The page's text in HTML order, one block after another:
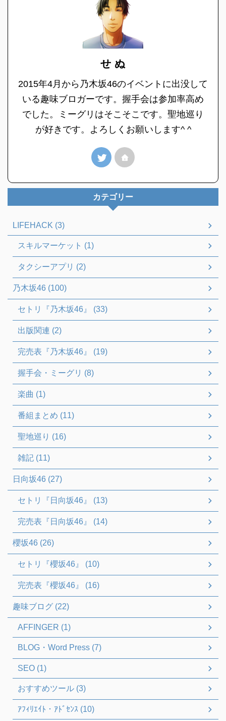
せ ぬ
2015年4月から乃木坂46のイベントに出没して
いる趣味ブロガーです。握手会は参加率高め
でした。ミーグリはそこそこです。聖地巡り
が好きです。よろしくお願いします^ ^
カテゴリー
LIFEHACK (3)
スキルマーケット (1)
タクシーアプリ (2)
乃木坂46 (100)
セトリ『乃木坂46』 (33)
出版関連 (2)
完売表『乃木坂46』 (19)
握手会・ミーグリ (8)
楽曲 (1)
番組まとめ (11)
聖地巡り (16)
雑記 (11)
日向坂46 (27)
セトリ『日向坂46』 (13)
完売表『日向坂46』 (14)
櫻坂46 (26)
セトリ『櫻坂46』 (10)
完売表『櫻坂46』 (16)
趣味ブログ (22)
AFFINGER (1)
BLOG・Word Press (7)
SEO (1)
おすすめツール (3)
ｱﾌｨﾘｴｲﾄ・ｱﾄﾞｾﾝｽ (10)